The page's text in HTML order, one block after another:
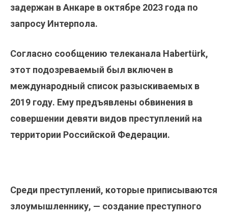
задержан в Анкаре в октябре 2023 года по
запросу Интерпола.
Согласно сообщению телеканала Habertürk,
этот подозреваемый был включен в
международный список разыскиваемых в
2019 году. Ему предъявлены обвинения в
совершении девяти видов преступлений на
территории Российской Федерации.
Среди преступлений, которые приписываются
злоумышленнику, — создание преступного